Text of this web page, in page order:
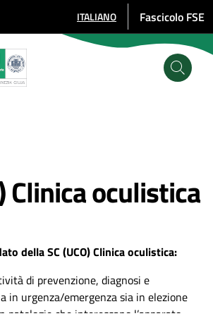
SELEZIONE LINGUA: LINGUA
ITALIANO Fascicolo FSE
Clinica oculistica
della SC (UCO) Clinica oculistica:
di prevenzione, diagnosi e
in urgenza/emergenza sia in elezione